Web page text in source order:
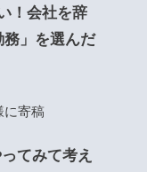
！会社を辞
」を選んだ
に寄稿
てみて考え